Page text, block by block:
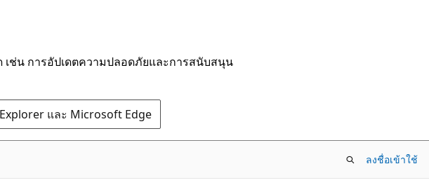
ช่น การอัปเดตความปลอดภัยและการสนับสนุน
และ Microsoft Edge
ลงชื่อเข้าใช้